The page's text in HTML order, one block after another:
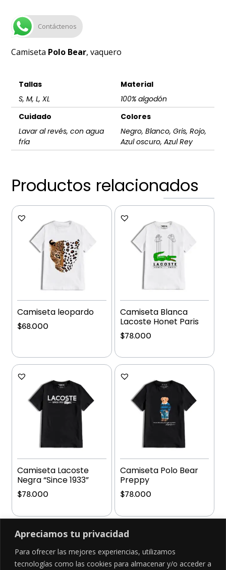
Apreciamos tu privacidad
Para ofrecer las mejores experiencias, utilizamos
tecnologías como las cookies para almacenar y/o acceder a
Contáctenos
Camiseta Polo Bear, vaquero
Tallas
S, M, L, XL
Material
100% algodón
Cuidado
Lavar al revés, con agua
fría
Colores
Negro, Blanco, Gris, Rojo,
Azul oscuro, Azul Rey
Productos relacionados
Camiseta leopardo
$68.000
Camiseta Blanca
Lacoste Honet Paris
$78.000
Camiseta Lacoste
Negra “Since 1933”
$78.000
Camiseta Polo Bear
Preppy
$78.000